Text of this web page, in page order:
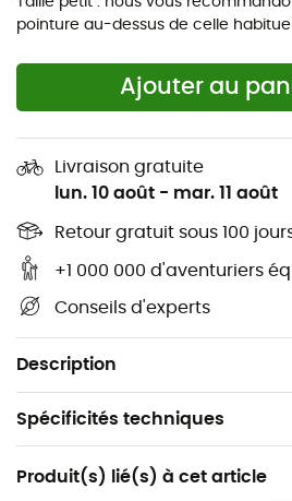
pointure au-dessus de celle
Ajouter au
Livraison gratuite
lun. 10 août - mar. 11 août
Retour gratuit sous 100
+1 000 000 d'aventuriers
Conseils d'experts
Description
sans drop vous offre une liberté
Semelle intermédiaire: Altra
Hauteur d'amorti : 29 mm
Drop: 0 mm
Tige : Technologie
Footshape : Standard
Poids : 331 g
Spécificités techniques
Recommandé pour
Randonnée / Trail / Fast hiking
Produit(s) lié(s) à cet article